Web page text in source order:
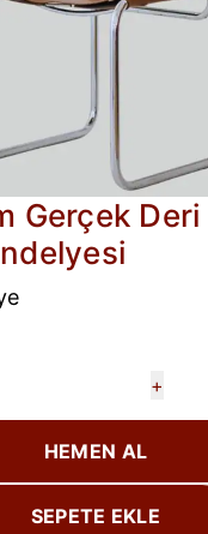
Gerçek Deri
+
HEMEN AL
SEPETE EKLE